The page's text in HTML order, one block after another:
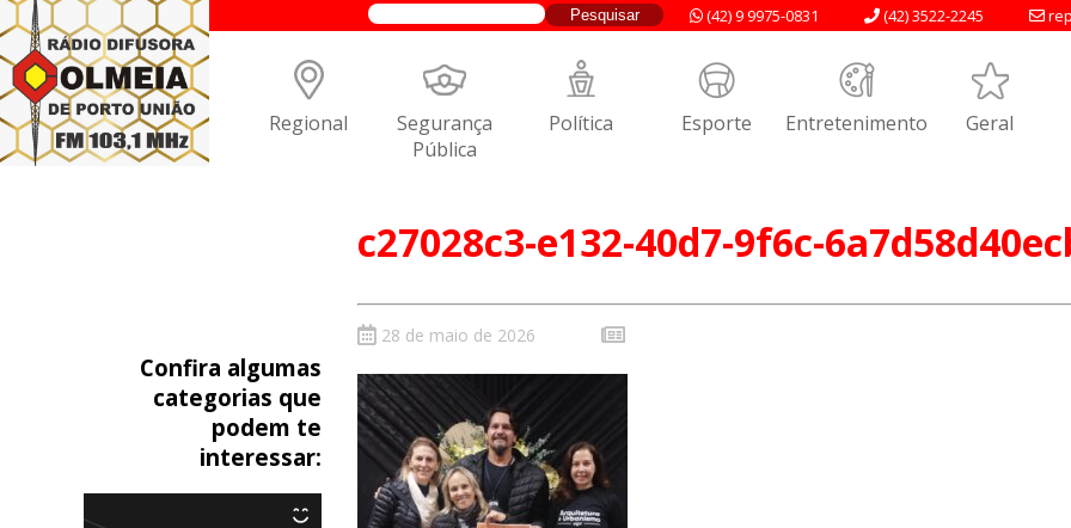
(42) 3522-2245
(42) 9 9975-0831
Regional Segurança
Pública
Política Esporte Entretenimento Geral
c27028c3-e132-40d7-9f6c-
Confira algumas
categorias que
podem te
interessar:
28 de maio de 2026